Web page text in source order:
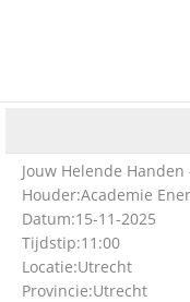
Jouw Helende Handen
Houder:Academie
Datum:15-11-2025
Tijdstip:11:00
Locatie:Utrecht
Provincie:Utrecht